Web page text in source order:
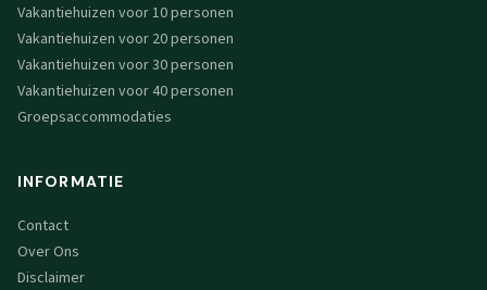
Vakantiehuizen voor 10 personen
Vakantiehuizen voor 20 personen
Vakantiehuizen voor 30 personen
Vakantiehuizen voor 40 personen
Groepsaccommodaties
INFORMATIE
Contact
Over Ons
Disclaimer